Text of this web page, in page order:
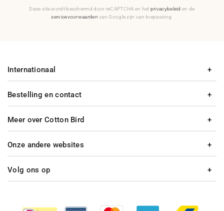
Deze site wordt beschermd door reCAPTCHA en het privacybeleid en de
servicevoorwaarden van Google zijn van toepassing.
Bestelling en contact
Meer over Cotton Bird
Internationaal
Onze andere websites
Volg ons op